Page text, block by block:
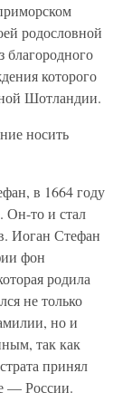
родословной
благородного
которого
Шотландии.
носить
в 1664 году
Он-то и стал
Иоган Стефан
фон
родила
не только
но и
так как
принял
— России.